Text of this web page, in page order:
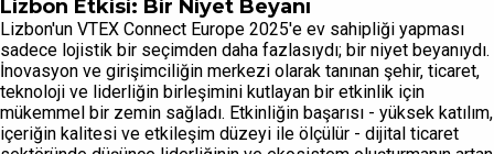
Lizbon Etkisi: Bir Niyet Beyanı
Lizbon'un VTEX Connect Europe 2025'e ev sahipliği yapması
sadece lojistik bir seçimden daha fazlasıydı; bir niyet beyanıydı.
İnovasyon ve girişimciliğin merkezi olarak tanınan şehir, ticaret,
teknoloji ve liderliğin birleşimini kutlayan bir etkinlik için
mükemmel bir zemin sağladı. Etkinliğin başarısı - yüksek katılım,
içeriğin kalitesi ve etkileşim düzeyi ile ölçülür - dijital ticaret